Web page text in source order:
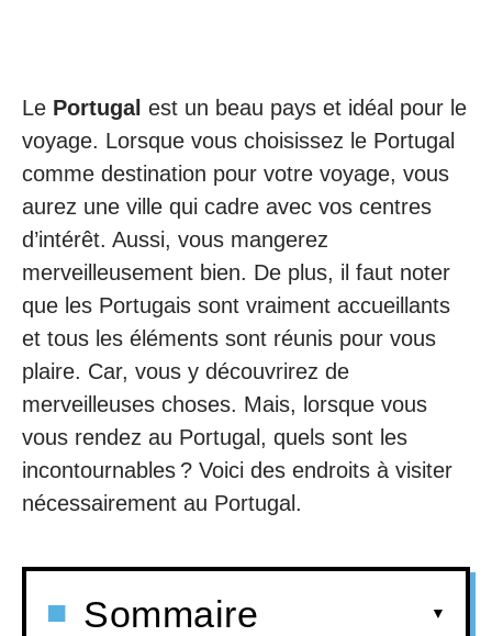
Le Portugal est un beau pays et idéal pour le
voyage. Lorsque vous choisissez le Portugal
comme destination pour votre voyage, vous
aurez une ville qui cadre avec vos centres
d’intérêt. Aussi, vous mangerez
merveilleusement bien. De plus, il faut noter
que les Portugais sont vraiment accueillants
et tous les éléments sont réunis pour vous
plaire. Car, vous y découvrirez de
merveilleuses choses. Mais, lorsque vous
vous rendez au Portugal, quels sont les
incontournables ? Voici des endroits à visiter
nécessairement au Portugal.
Sommaire